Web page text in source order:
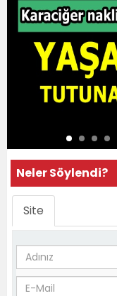
Neler Söylendi?
Site